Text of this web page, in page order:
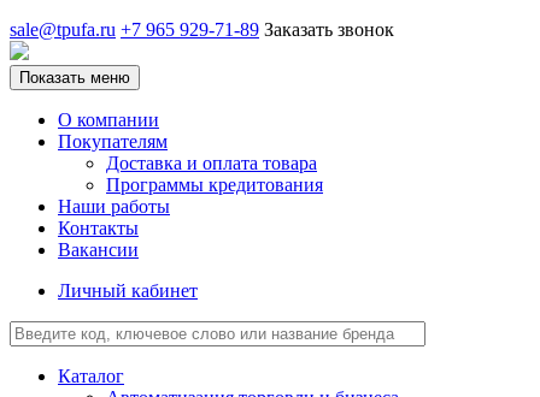
sale@tpufa.ru +7 965 929-71-89 Заказать звонок
Показать меню
О компании
Покупателям
Доставка и оплата товара
Программы кредитования
Наши работы
Контакты
Вакансии
Личный кабинет
Каталог